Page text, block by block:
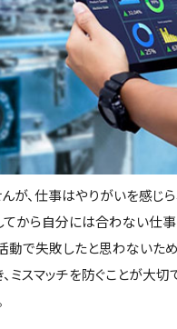
が、仕事はやりがいを感じ
てから自分には合わない仕
動で失敗したと思わないた
ミスマッチを防ぐことが大